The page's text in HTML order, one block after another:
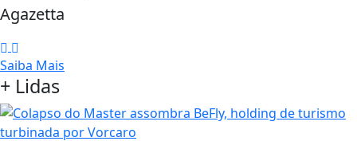
Agazetta
Saiba Mais
+ Lidas